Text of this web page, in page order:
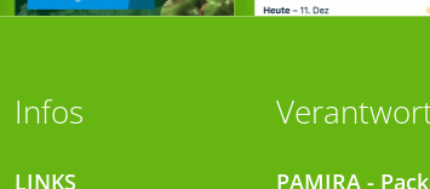
Infos
LINKS PAMIRA -